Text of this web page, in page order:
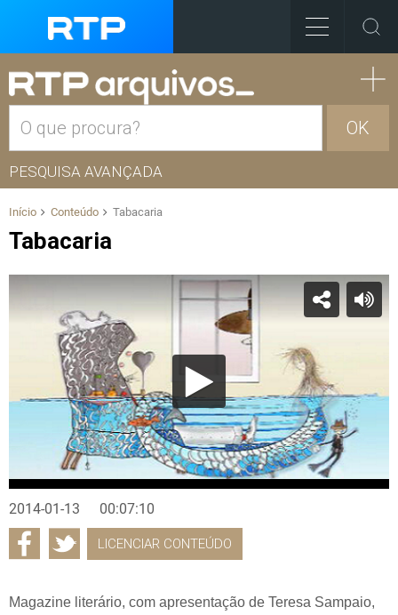
OK
PESQUISA AVANÇADA
Início Conteúdo Tabacaria
Tabacaria
2014-01-13 00:07:10
LICENCIAR CONTEÚDO
Magazine literário, com apresentação de Teresa Sampaio,